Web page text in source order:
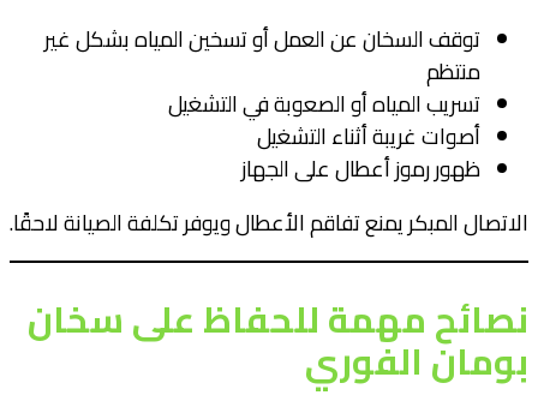
توقف السخان عن العمل أو تسخين المياه بشكل غير
منتظم
تسريب المياه أو الصعوبة في التشغيل
أصوات غريبة أثناء التشغيل
ظهور رموز أعطال على الجهاز
الاتصال المبكر يمنع تفاقم الأعطال ويوفر تكلفة الصيانة لاحقًا.
نصائح مهمة للحفاظ على سخان
بومان الفوري